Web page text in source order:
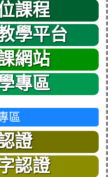
課程
學平台
網站
專區
區
證
認證